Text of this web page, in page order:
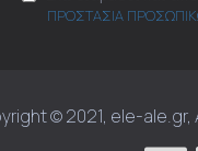
ΠΡΟΣΤΑΣΙΑ
© 2021, ele-